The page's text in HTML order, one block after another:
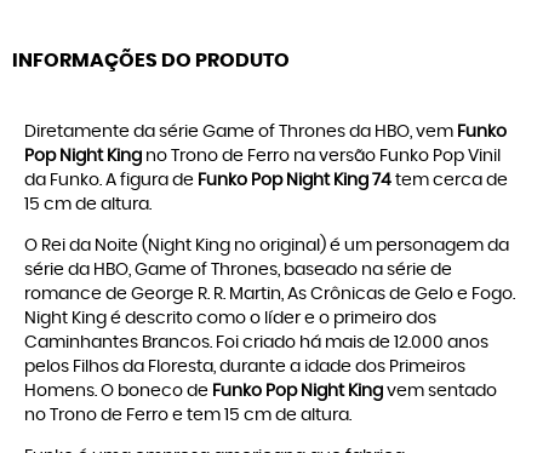
INFORMAÇÕES DO PRODUTO
Diretamente da série Game of Thrones da HBO, vem Funko
Pop Night King no Trono de Ferro na versão Funko Pop Vinil
da Funko. A figura de Funko Pop Night King 74 tem cerca de
15 cm de altura.
O Rei da Noite (Night King no original) é um personagem da
série da HBO, Game of Thrones, baseado na série de
romance de George R. R. Martin, As Crônicas de Gelo e Fogo.
Night King é descrito como o líder e o primeiro dos
Caminhantes Brancos. Foi criado há mais de 12.000 anos
pelos Filhos da Floresta, durante a idade dos Primeiros
Homens. O boneco de Funko Pop Night King vem sentado
no Trono de Ferro e tem 15 cm de altura.